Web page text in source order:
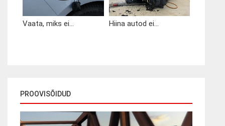
Vaata, miks ei... Hiina autod ei...
PROOVISÕIDUD